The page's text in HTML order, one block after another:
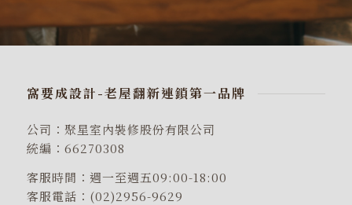
窩要成設計-老屋翻新連鎖第一品牌
公司：聚星室內裝修股份有限公司
統編：66270308
客服時間：週一至週五09:00-18:00
客服電話：(02)2956-9629